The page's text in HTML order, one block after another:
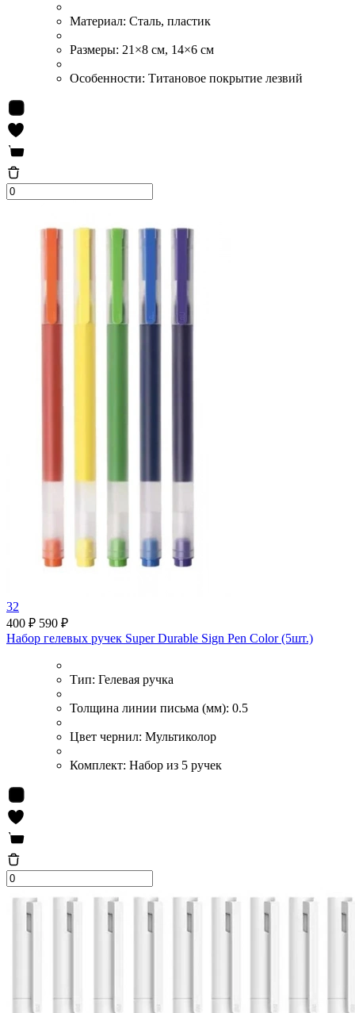
Материал: Сталь, пластик
Размеры: 21×8 см, 14×6 см
Особенности: Титановое покрытие лезвий
32
400 ₽ 590 ₽
Набор гелевых ручек Super Durable Sign Pen Color (5шт.)
Тип: Гелевая ручка
Толщина линии письма (мм): 0.5
Цвет чернил: Мультиколор
Комплект: Набор из 5 ручек